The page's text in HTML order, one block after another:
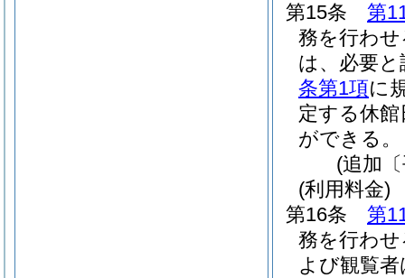
第15条
第
務を行わ
は、必要
条第1項に
定する休
ができる。
(追加
(利用料金)
第16条
第
務を行わ
よび観覧